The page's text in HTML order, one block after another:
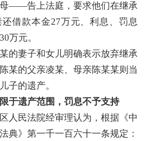
——告上法庭，要求他们在继承
借款本金27万元、利息、罚息
万元。
妻子和女儿明确表示放弃继承
某的父亲凌某、母亲陈某某则当
子的遗产。
于遗产范围，罚息不予支持
民法院经审理认为，根据《中
典》第一千一百六十一条规定：